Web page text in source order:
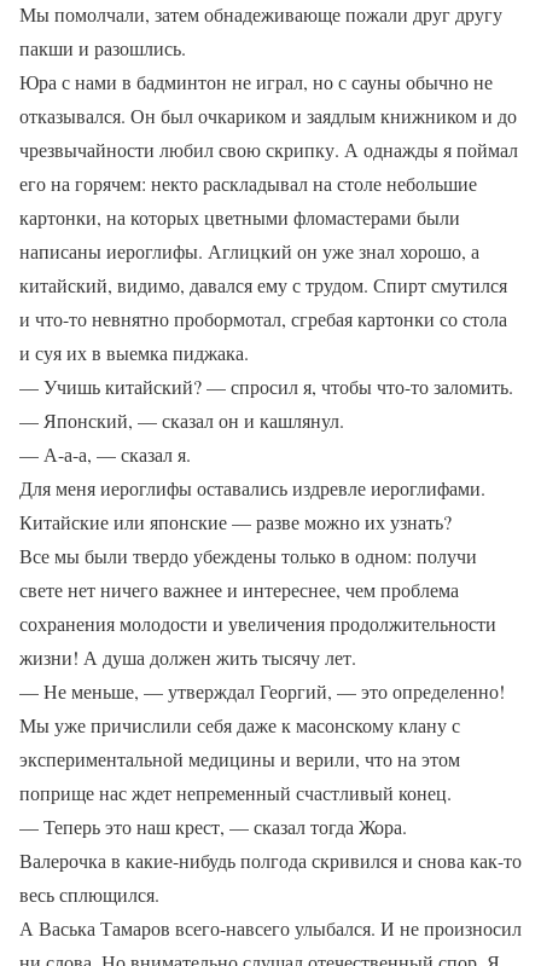
Мы помолчали, затем обнадеживающе пожали друг другу
пакши и разошлись.
Юра с нами в бадминтон не играл, но с сауны обычно не
отказывался. Он был очкариком и заядлым книжником и до
чрезвычайности любил свою скрипку. А однажды я поймал
его на горячем: некто раскладывал на столе небольшие
картонки, на которых цветными фломастерами были
написаны иероглифы. Аглицкий он уже знал хорошо, а
китайский, видимо, давался ему с трудом. Спирт смутился
и что-то невнятно пробормотал, сгребая картонки со стола
и суя их в выемка пиджака.
— Учишь китайский? — спросил я, чтобы что-то заломить.
— Японский, — сказал он и кашлянул.
— А-а-а, — сказал я.
Для меня иероглифы оставались издревле иероглифами.
Китайские или японские — разве можно их узнать?
Все мы были твердо убеждены только в одном: получи
свете нет ничего важнее и интереснее, чем проблема
сохранения молодости и увеличения продолжительности
жизни! А душа должен жить тысячу лет.
— Не меньше, — утверждал Георгий, — это определенно!
Мы уже причислили себя даже к масонскому клану с
экспериментальной медицины и верили, что на этом
поприще нас ждет непременный счастливый конец.
— Теперь это наш крест, — сказал тогда Жора.
Валерочка в какие-нибудь полгода скривился и снова как-то
весь сплющился.
А Васька Тамаров всего-навсего улыбался. И не произносил